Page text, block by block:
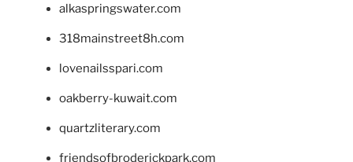
alkaspringswater.com
318mainstreet8h.com
lovenailsspari.com
oakberry-kuwait.com
quartzliterary.com
friendsofbroderickpark.com